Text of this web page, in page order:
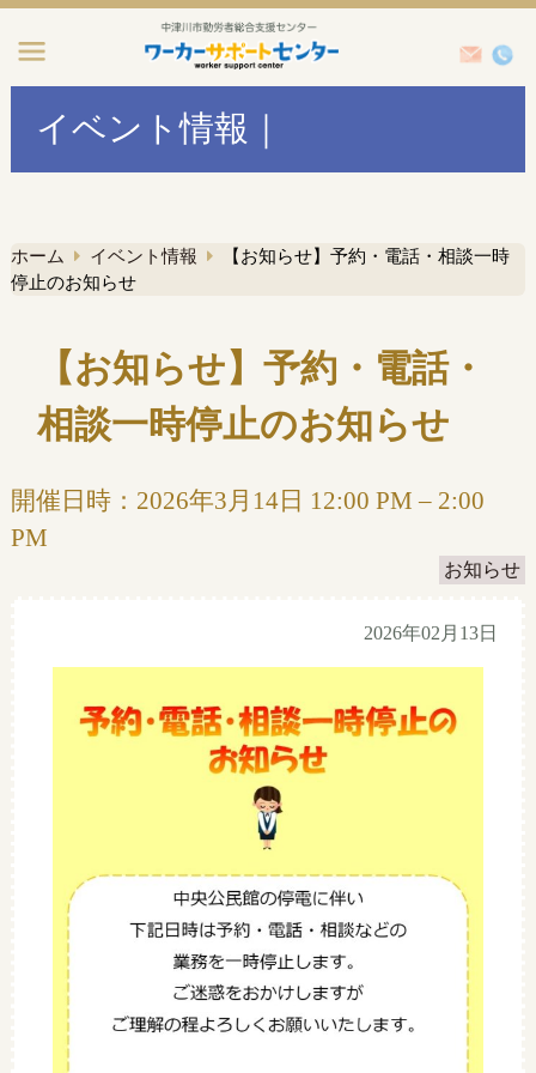
イベント情報｜
ホーム イベント情報
【お知らせ】予約・電話・相談一時
停止のお知らせ
【お知らせ】予約・電話・
相談一時停止のお知らせ
開催日時： 2026年3月14日 12:00 PM – 2:00
PM
お知らせ
2026年02月13日